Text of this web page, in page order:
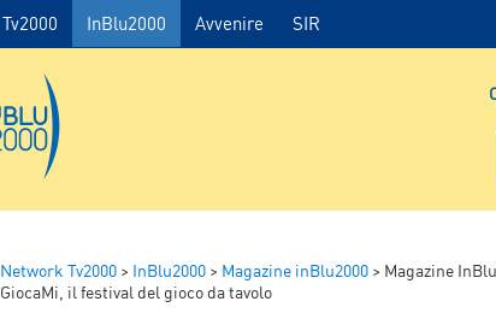
Tv2000 InBlu2000 Avvenire SIR
Network Tv2000 > InBlu2000 > Magazine inBlu2000 > Magazine
GiocaMi, il festival del gioco da tavolo